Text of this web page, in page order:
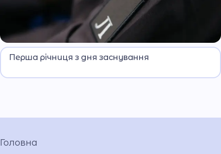
Івано-Франківський ліцей МВС відзначив першу
Перша річниця з дня заснування
Головна